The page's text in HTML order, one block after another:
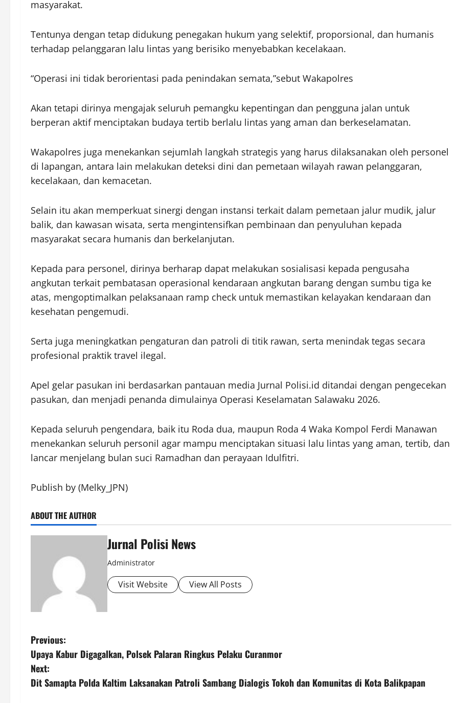
masyarakat.
Tentunya dengan tetap didukung penegakan hukum yang selektif, proporsional, dan humanis
terhadap pelanggaran lalu lintas yang berisiko menyebabkan kecelakaan.
“Operasi ini tidak berorientasi pada penindakan semata,”sebut Wakapolres
Akan tetapi dirinya mengajak seluruh pemangku kepentingan dan pengguna jalan untuk
berperan aktif menciptakan budaya tertib berlalu lintas yang aman dan berkeselamatan.
Wakapolres juga menekankan sejumlah langkah strategis yang harus dilaksanakan oleh personel
di lapangan, antara lain melakukan deteksi dini dan pemetaan wilayah rawan pelanggaran,
kecelakaan, dan kemacetan.
Selain itu akan memperkuat sinergi dengan instansi terkait dalam pemetaan jalur mudik, jalur
balik, dan kawasan wisata, serta mengintensifkan pembinaan dan penyuluhan kepada
masyarakat secara humanis dan berkelanjutan.
Kepada para personel, dirinya berharap dapat melakukan sosialisasi kepada pengusaha
angkutan terkait pembatasan operasional kendaraan angkutan barang dengan sumbu tiga ke
atas, mengoptimalkan pelaksanaan ramp check untuk memastikan kelayakan kendaraan dan
kesehatan pengemudi.
Serta juga meningkatkan pengaturan dan patroli di titik rawan, serta menindak tegas secara
profesional praktik travel ilegal.
Apel gelar pasukan ini berdasarkan pantauan media Jurnal Polisi.id ditandai dengan pengecekan
pasukan, dan menjadi penanda dimulainya Operasi Keselamatan Salawaku 2026.
Kepada seluruh pengendara, baik itu Roda dua, maupun Roda 4 Waka Kompol Ferdi Manawan
menekankan seluruh personil agar mampu menciptakan situasi lalu lintas yang aman, tertib, dan
lancar menjelang bulan suci Ramadhan dan perayaan Idulfitri.
Publish by (Melky_JPN)
ABOUT THE AUTHOR
Jurnal Polisi News
Administrator
Visit Website View All Posts
P
o
s
Previous:
Upaya Kabur Digagalkan, Polsek Palaran Ringkus Pelaku Curanmor
Next:
Dit Samapta Polda Kaltim Laksanakan Patroli Sambang Dialogis Tokoh dan Komunitas di Kota Balikpapan